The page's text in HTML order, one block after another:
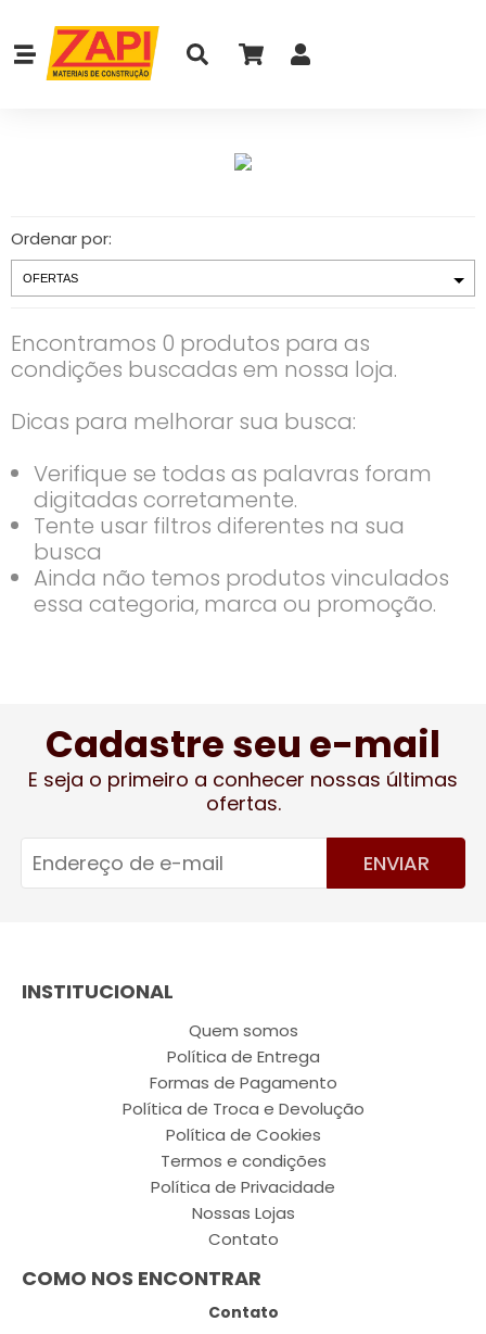
Ordenar por:
Encontramos 0 produtos para as
condições buscadas em nossa loja.
Dicas para melhorar sua busca:
Verifique se todas as palavras foram
digitadas corretamente.
Tente usar filtros diferentes na sua
busca
Ainda não temos produtos vinculados
essa categoria, marca ou promoção.
Cadastre seu e-mail
E seja o primeiro a conhecer nossas últimas
ofertas.
ENVIAR
INSTITUCIONAL
Quem somos
Política de Entrega
Formas de Pagamento
Política de Troca e Devolução
Política de Cookies
Termos e condições
Política de Privacidade
Nossas Lojas
Contato
COMO NOS ENCONTRAR
Contato